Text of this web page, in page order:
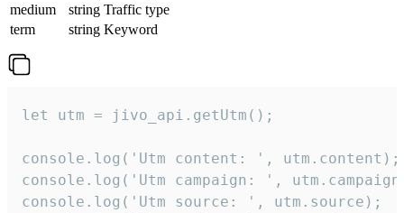
medium
string Traffic type
term
string Keyword
let utm = jivo_api.getUtm();
console.log('Utm content: ', utm.content);
console.log('Utm campaign: ',
console.log('Utm source: ', utm.source);